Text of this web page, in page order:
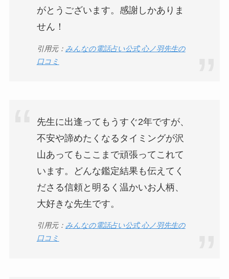
がとうございます。感謝しかありま
せん！
引用元： みんなの電話占い公式 心ノ羽先生の
口コミ
先生に出逢ってもうすぐ2年ですが、
不安や諦めたくなるタイミングが沢
山あってもここまで頑張ってこれて
います。どんな鑑定結果も伝えてく
ださる信頼と明るく温かいお人柄、
大好きな先生です。
引用元： みんなの電話占い公式 心ノ羽先生の
口コミ